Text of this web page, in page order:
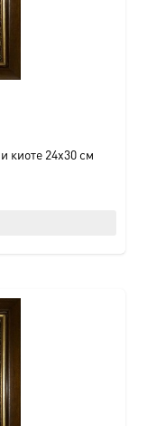
киоте 24х30 см